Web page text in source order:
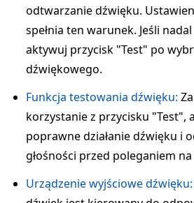
odtwarzanie dźwięku.
spełnia ten warunek. Jeśli
aktywuj przycisk "Test" po
dźwiękowego.
Funkcja testowania dźwięku:
korzystanie z przycisku "Test",
poprawne działanie dźwięku i
głośności przed poleganiem
Urządzenie wyjściowe dźwięku: